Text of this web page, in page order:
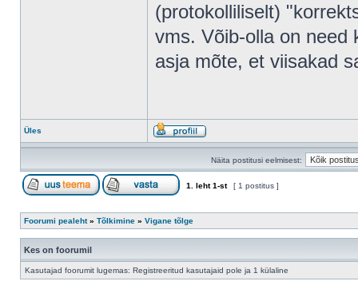
(protokolliliselt)
vms. Võib-olla on need
asja mõte, et viisakad
Üles
Näita postitusi eelmisest:
1 . leht1-st [ 1 postitus ]
Foorumi pealeht» Tõlkimine » Vigane tõlge
Kes on foorumil
Kasutajad foorumit lugemas: Registreeritud kasutajaid pole ja 1 külaline